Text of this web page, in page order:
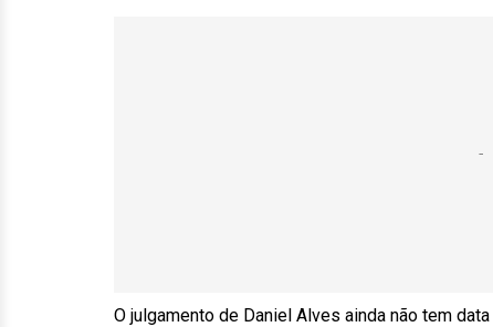
O julgamento de Daniel Alves ainda não tem